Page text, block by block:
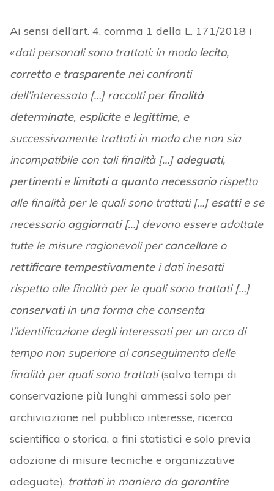
Ai sensi dell’art. 4, comma 1 della L. 171/2018 i
«dati personali sono trattati: in modo lecito,
correttoe trasparentenei confronti
dell’interessato […] raccolti per finalità
determinate, esplicitee legittime, e
successivamente trattati in modo che non sia
incompatibile con tali finalità […] adeguati,
pertinentie limitati a quanto necessariorispetto
alle finalità per le quali sono trattati […] esattie se
necessario aggiornati[…] devono essere adottate
tutte le misure ragionevoli percancellareo
rettificare tempestivamentei dati inesatti
rispetto alle finalità per le quali sono trattati […]
conservatiin una forma che consenta
l’identificazione degli interessati per un arco di
tempo non superiore al conseguimento delle
finalità per quali sono trattati(salvo tempi di
conservazione più lunghi ammessi solo per
archiviazione nel pubblico interesse, ricerca
scientifica o storica, a fini statistici e solo previa
adozione di misure tecniche e organizzative
adeguate), trattati in maniera da garantire